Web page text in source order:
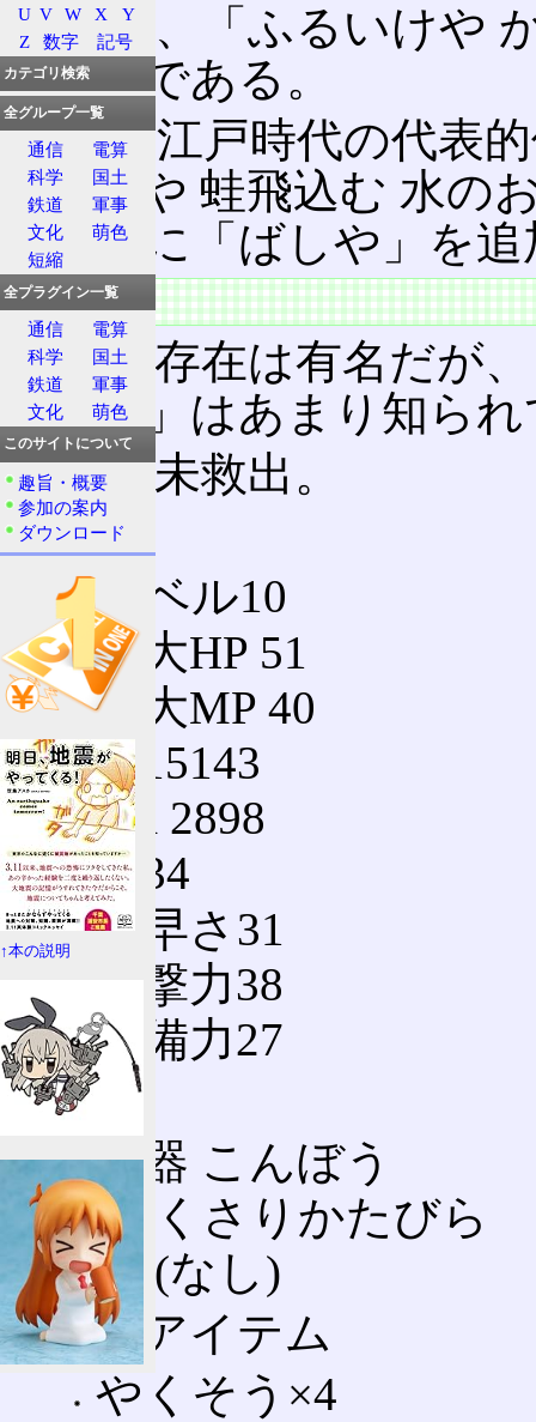
呪文は、「ふるいけや
しや」である。
これは江戸時代の代表
「古池や 蛙飛込む 水の
るために「ばしや」を
特徴
呪文の存在は有名だが
ひえた」はあまり知ら
王女は未救出。
強さ
レベル10
最大HP 51
最大MP 40
G 15143
EX 2898
力34
素早さ31
攻撃力38
守備力27
装備
武器 こんぼう
鎧 くさりかたびら
盾 (なし)
所有アイテム
やくそう×4
U V W X
Y
Z
数字 記号
カテゴリ検索
全グループ一覧
通信
電算
科学
国土
鉄道
軍事
文化
萌色
短縮
全プラグイン一覧
通信
電算
科学
国土
鉄道
軍事
文化
萌色
このサイトについて
趣旨・概要
参加の案内
ダウンロード
↑本の説明